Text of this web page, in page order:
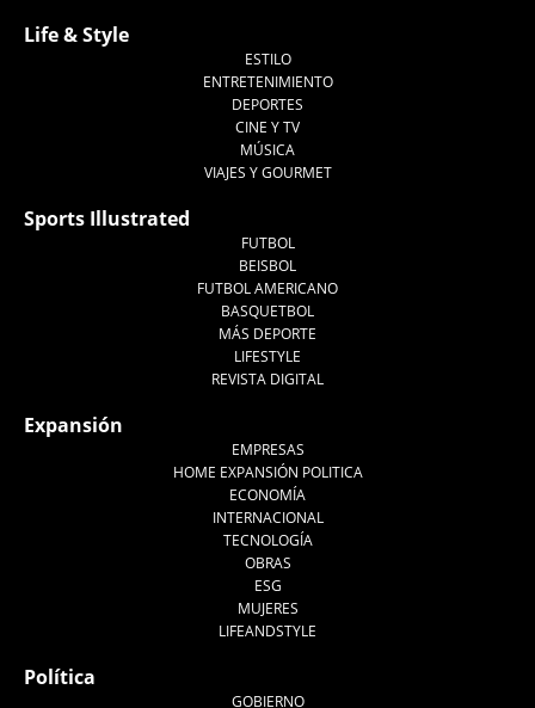
Life & Style
ESTILO
ENTRETENIMIENTO
DEPORTES
CINE Y TV
MÚSICA
VIAJES Y GOURMET
Sports Illustrated
FUTBOL
BEISBOL
FUTBOL AMERICANO
BASQUETBOL
MÁS DEPORTE
LIFESTYLE
REVISTA DIGITAL
Expansión
EMPRESAS
HOME EXPANSIÓN POLITICA
ECONOMÍA
INTERNACIONAL
TECNOLOGÍA
OBRAS
ESG
MUJERES
LIFEANDSTYLE
Política
GOBIERNO